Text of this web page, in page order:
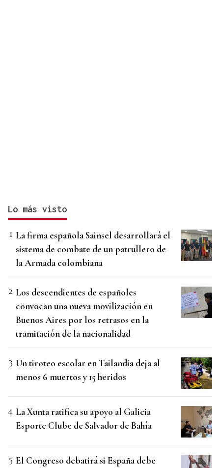
Lo más visto
La firma española Sainsel desarrollará el
sistema de combate de un patrullero de
la Armada colombiana
Los descendientes de españoles
convocan una nueva movilización en
Buenos Aires por los retrasos en la
tramitación de la nacionalidad
Un tiroteo escolar en Tailandia deja al
menos 6 muertos y 15 heridos
La Xunta ratifica su apoyo al Galicia
Esporte Clube de Salvador de Bahía
El Congreso debatirá si España debe